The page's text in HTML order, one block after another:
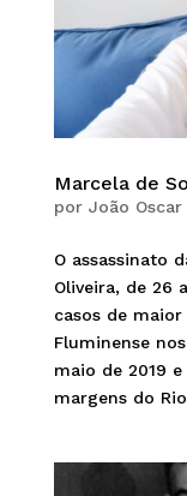
Marcela de
por João Oscar
O assassinato
Oliveira, de 26
casos de
Fluminense
maio de 2019
margens do